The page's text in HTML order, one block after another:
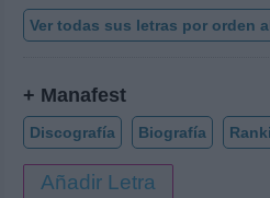
Ver todas sus letras por orden
+ Manafest
Discografía Biografía
Añadir Letra